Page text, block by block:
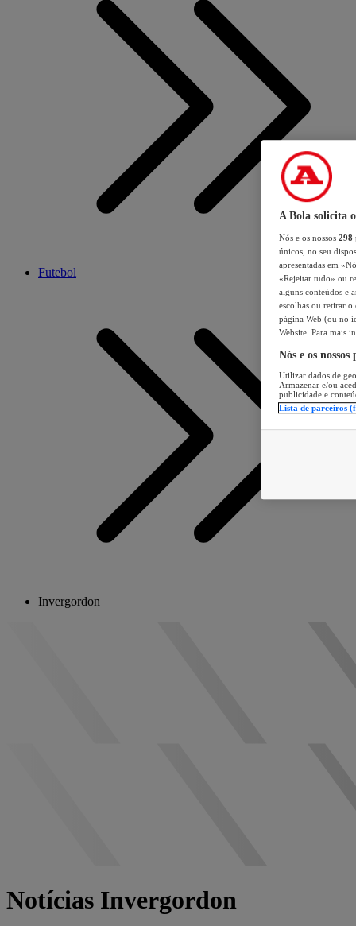
Futebol
Invergordon
Notícias Invergordon
A Bola solicita
Nós e os nossos 298
únicos, no seu
apresentadas em
«Rejeitar tudo» ou
alguns conteúdos e
escolhas ou retirar
página Web (ou no
Website. Para mais
Nós e os
Utilizar dados de
Armazenar e/ou
publicidade e
Lista de parceiros